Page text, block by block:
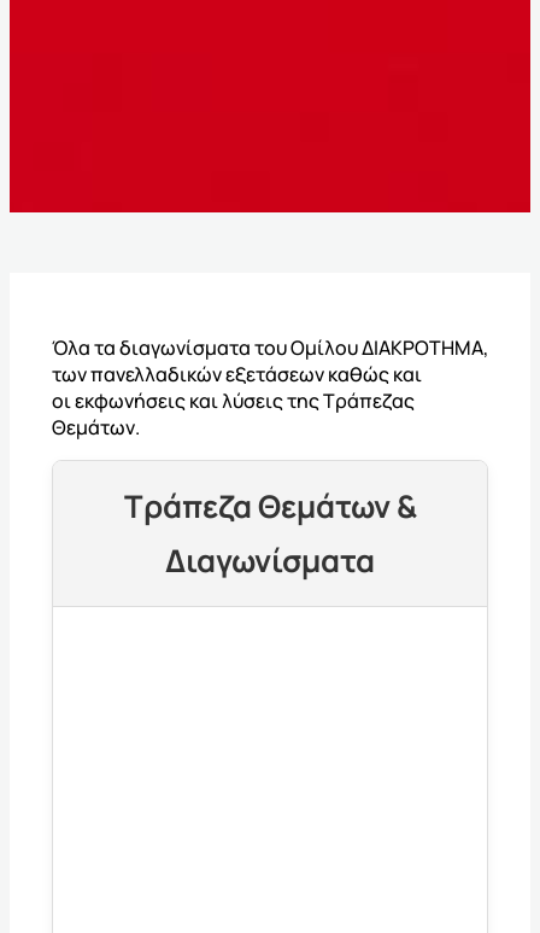
Όλα τα διαγωνίσματα του Ομίλου ΔΙΑΚΡΟΤΗΜΑ,
των πανελλαδικών εξετάσεων καθώς και
οι εκφωνήσεις και λύσεις της Τράπεζας
Θεμάτων.
Τράπεζα Θεμάτων &
Διαγωνίσματα